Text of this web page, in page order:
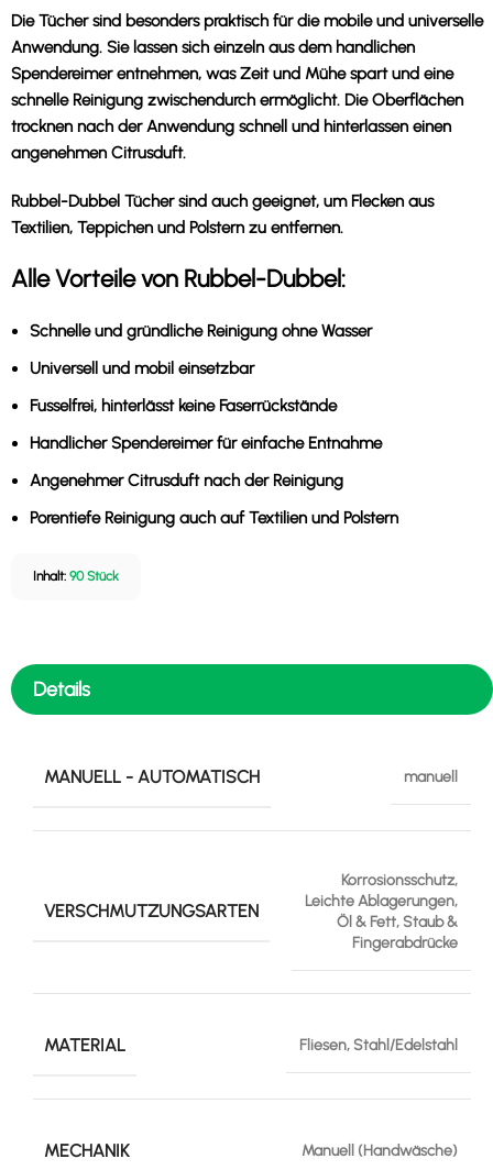
Die Tücher sind besonders praktisch für die mobile und universelle
Anwendung. Sie lassen sich einzeln aus dem handlichen
Spendereimer entnehmen, was Zeit und Mühe spart und eine
schnelle Reinigung zwischendurch ermöglicht. Die Oberflächen
trocknen nach der Anwendung schnell und hinterlassen einen
angenehmen Citrusduft.
Rubbel-Dubbel Tücher sind auch geeignet, um Flecken aus
Textilien, Teppichen und Polstern zu entfernen.
Alle Vorteile von Rubbel-Dubbel:
Schnelle und gründliche Reinigung ohne Wasser
Universell und mobil einsetzbar
Fusselfrei, hinterlässt keine Faserrückstände
Handlicher Spendereimerfür einfache Entnahme
Angenehmer Citrusduftnach der Reinigung
Porentiefe Reinigung auch auf Textilien und Polstern
Inhalt: 90 Stück
Details
MANUELL - AUTOMATISCH manuell
VERSCHMUTZUNGSARTEN
Korrosionsschutz,
Leichte Ablagerungen,
Öl & Fett, Staub &
Fingerabdrücke
MATERIAL Fliesen, Stahl/Edelstahl
MECHANIK Manuell (Handwäsche)